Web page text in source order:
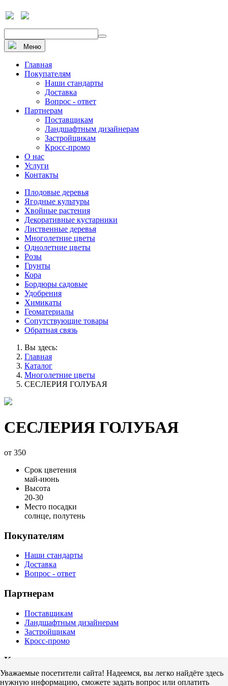
Меню
Главная
Покупателям
Наши стандарты
Доставка
Вопрос - ответ
Партнерам
Поставщикам
Ландшафтным дизайнерам
Застройщикам
Кросс-промо
О нас
Услуги
Контакты
Плодовые деревья
Ягодные культуры
Хвойные растения
Декоративные кустарники
Лиственные деревья
Многолетние цветы
Однолетние цветы
Розы
Грунты
Кора
Бордюры садовые
Удобрения
Химикаты
Геоматериалы
Сопутствующие товары
Обратная связь
Вы здесь:
Главная
Каталог
Многолетние цветы
СЕСЛЕРИЯ ГОЛУБАЯ
СЕСЛЕРИЯ ГОЛУБАЯ
от 350
Срок цветения
май-июнь
Высота
20-30
Место посадки
солнце, полутень
Покупателям
Наши стандарты
Доставка
Вопрос - ответ
Партнерам
Поставщикам
Ландшафтным дизайнерам
Застройщикам
Кросс-промо
Компания
О нас
Уважаемые посетители сайта! Надеемся, вы легко найдёте здесь
нужную информацию, сможете задать вопрос или оплатить